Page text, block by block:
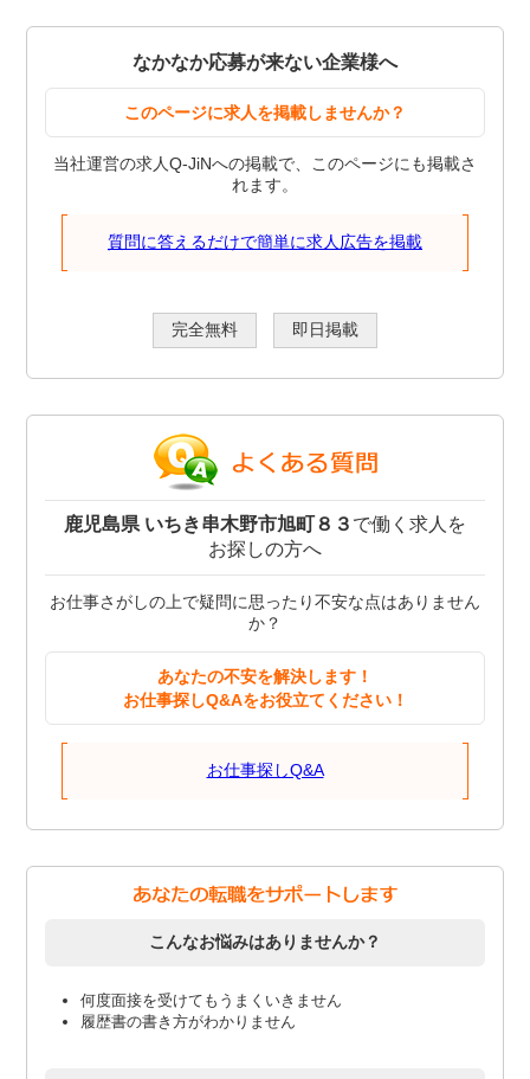
なかなか応募が来ない企業様へ
このページに求人を掲載しませんか？
当社運営の求人Q-JiNへの掲載で、このページにも掲載さ
れます。
質問に答えるだけで簡単に求人広告を掲載
完全無料 即日掲載
鹿児島県 いちき串木野市旭町８３ で働く求人を
お探しの方へ
お仕事さがしの上で疑問に思ったり不安な点はありません
か？
あなたの不安を解決します！
お仕事探しQ&Aをお役立てください！
お仕事探しQ&A
こんなお悩みはありませんか？
何度面接を受けてもうまくいきません
履歴書の書き方がわかりません